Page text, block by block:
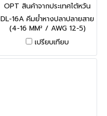
OPT สินค้าจากประเทศไต้หวัน
DL-16A
DL-16A คีมย้ำหางปลาปลายสาย
(4-16 MM² / AWG 12-5)
OPT CRIMPING TOOLS
เปรียบเทียบ